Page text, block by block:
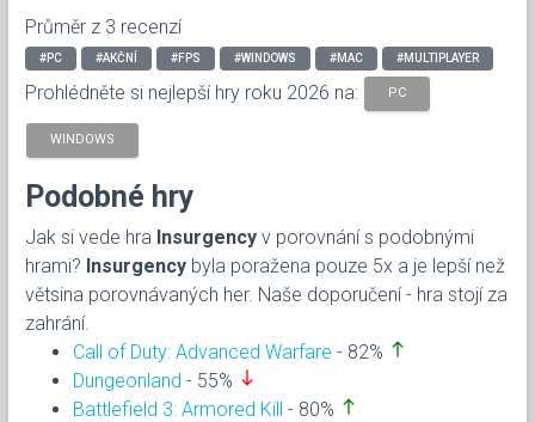
Průměr z 3 recenzí
#PC #AKČNÍ #FPS #WINDOWS #MAC #MULTIPLAYER
Prohlédněte si nejlepší hry roku 2026 na: PC
WINDOWS
Podobné hry
Jak si vede hra Insurgency v porovnání s podobnými
hrami? Insurgency byla poražena pouze 5x a je lepší než
větsina porovnávaných her. Naše doporučení - hra stojí za
zahrání.
Call of Duty: Advanced Warfare - 82% north
Dungeonland - 55% south
Battlefield 3: Armored Kill - 80% north